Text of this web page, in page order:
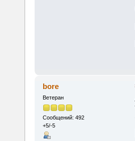
bore
Ветеран
Сообщений: 492
+5/-5